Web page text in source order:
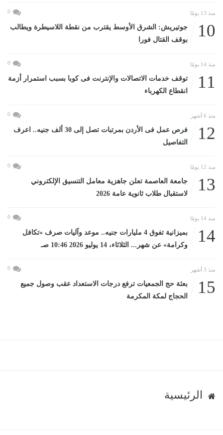
منذ 13 يومًا 0
10
جوتيريش: الشرق الأوسط يقترب من نقطة اللاسيطرة ويطالب
بوقف القتال فورا
منذ 14 يومًا 0
11
توقف خدمات الاتصالات والإنترنت فى كوبا بسبب استمرار أزمة
انقطاع الكهرباء
منذ 6 أشهر 0
12
فرص عمل فى الأردن بمرتبات تصل إلى 30 ألف جنيه.. اعرف
التفاصيل
منذ 12 يومًا 0
13
جامعة العاصمة تعلن جاهزية معامل التنسيق الإلكتروني
لاستقبال طلاب ثانوية عامة 2026
منذ 14 يومًا 0
14
بميزانية تفوق 4 مليارات جنيه.. موعد وآليات صرف «تكافل
وكرامة» عن شهر... الثلاثاء، 14 يوليو 2026 10:46 صـ
منذ 3 أشهر 0
15
بعثة حج الجمعيات ترفع درجات الاستعداد عقب وصول جميع
الحجاج لمكة المكرمة
الرئيسية